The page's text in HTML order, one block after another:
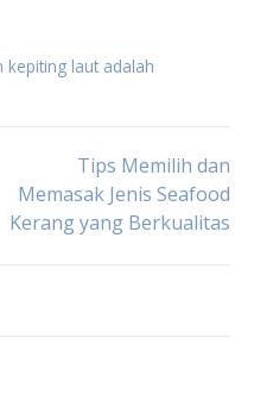
kepiting laut adalah
Tips Memilih dan
Memasak Jenis Seafood
Kerang yang Berkualitas